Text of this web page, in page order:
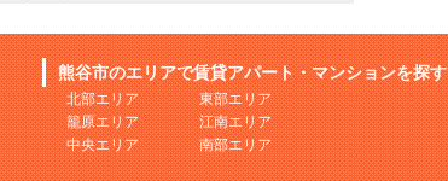
熊谷市のエリアで賃貸アパート・マンションを探す
北部エリア
籠原エリア
中央エリア
東部エリア
江南エリア
南部エリア